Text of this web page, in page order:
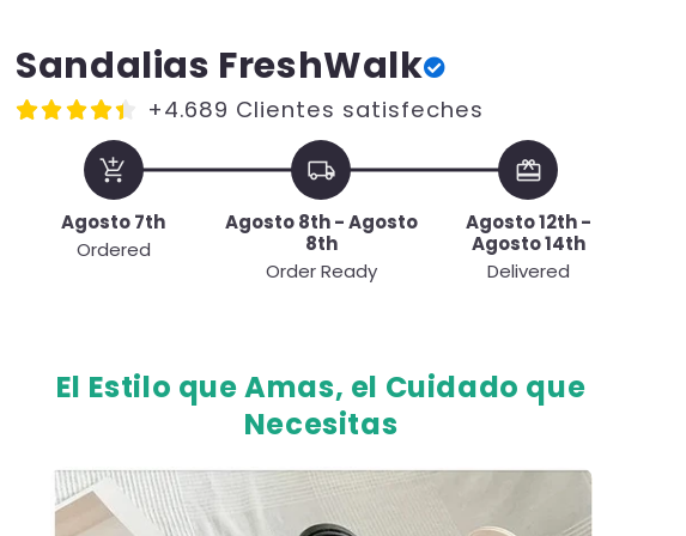
Sandalias FreshWalk
+4.689 Clientes satisfeches
add_shopping_cart
Agosto 7th
Ordered
local_shipping
Agosto 8th - Agosto
8th
Order Ready
redeem
Agosto 12th -
Agosto 14th
Delivered
El Estilo que Amas, el Cuidado que
Necesitas